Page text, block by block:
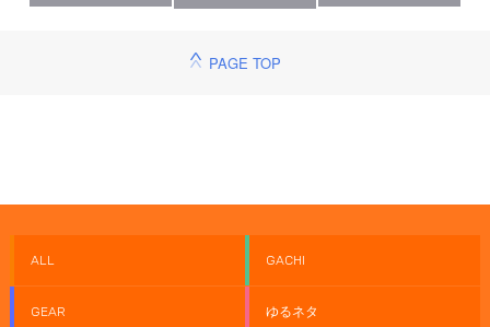
PAGE TOP
ALL GACHI
GEAR ゆるネタ